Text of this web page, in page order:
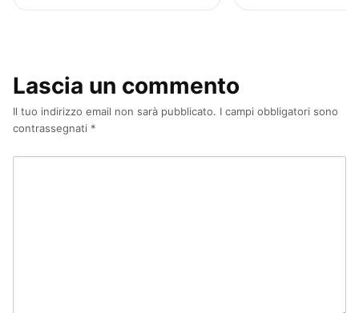
Lascia un commento
Il tuo indirizzo email non sarà pubblicato. I campi obbligatori sono
contrassegnati *